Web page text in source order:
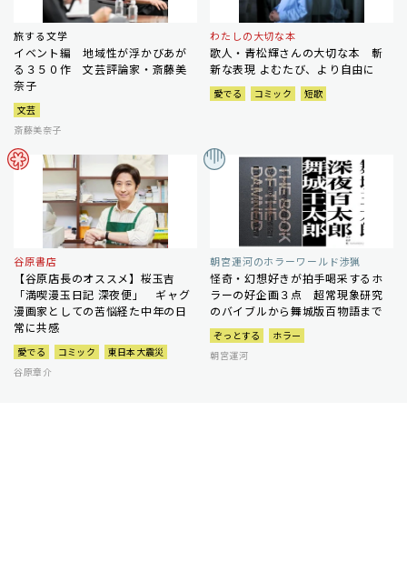
旅する文学
イベント編 地域性が浮かびあが
る３５０作 文芸評論家・斎藤美
奈子
文芸
斎藤美奈子
わたしの大切な本
歌人・青松輝さんの大切な本 斬
新な表現 よむたび、より自由に
愛でる コミック 短歌
谷原書店
【谷原店長のオススメ】桜玉吉
「満喫漫玉日記 深夜便」 ギャグ
漫画家としての苦悩経た中年の日
常に共感
愛でる コミック
東日本大震災
谷原章介
朝宮運河のホラーワールド渉猟
怪奇・幻想好きが拍手喝采するホ
ラーの好企画３点 超常現象研究
のバイブルから舞城版百物語まで
ぞっとする
ホラー
朝宮運河